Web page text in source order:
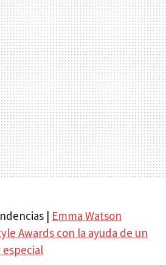
| Emma Watson
Awards con la ayuda de un